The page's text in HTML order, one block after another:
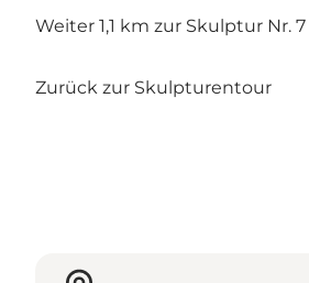
Weiter 1,1 km zur Skulptur Nr. 7
Zurück zur Skulpturentour